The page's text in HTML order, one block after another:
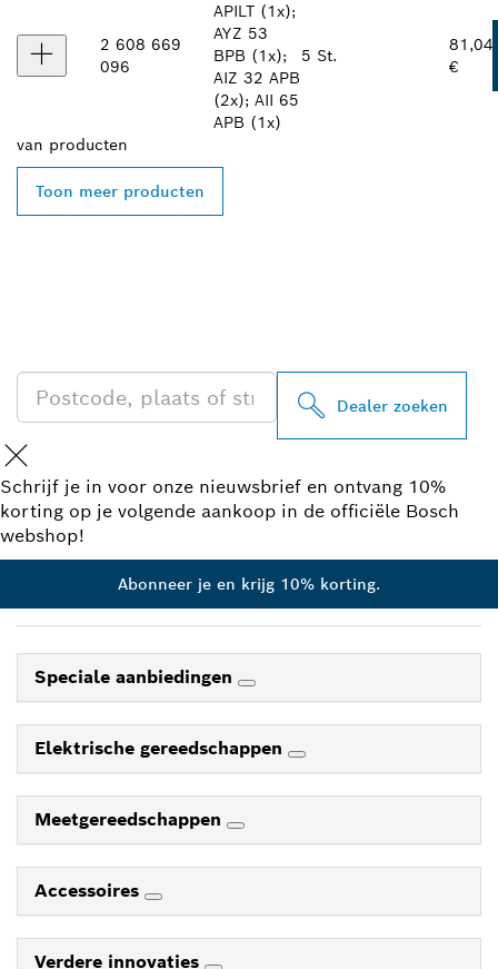
2 608 669
096
APILT (1x);
AYZ 53
BPB (1x);
AIZ 32 APB
(2x); AII 65
APB (1x)
5 St.
81,04
€
van producten
Toon meer producten
Dealer zoeken
Schrijf je in voor onze nieuwsbrief en ontvang 10%
korting op je volgende aankoop in de officiële Bosch
webshop!
Abonneer je en krijg 10% korting.
Speciale aanbiedingen
Elektrische gereedschappen
Meetgereedschappen
Accessoires
Verdere innovaties